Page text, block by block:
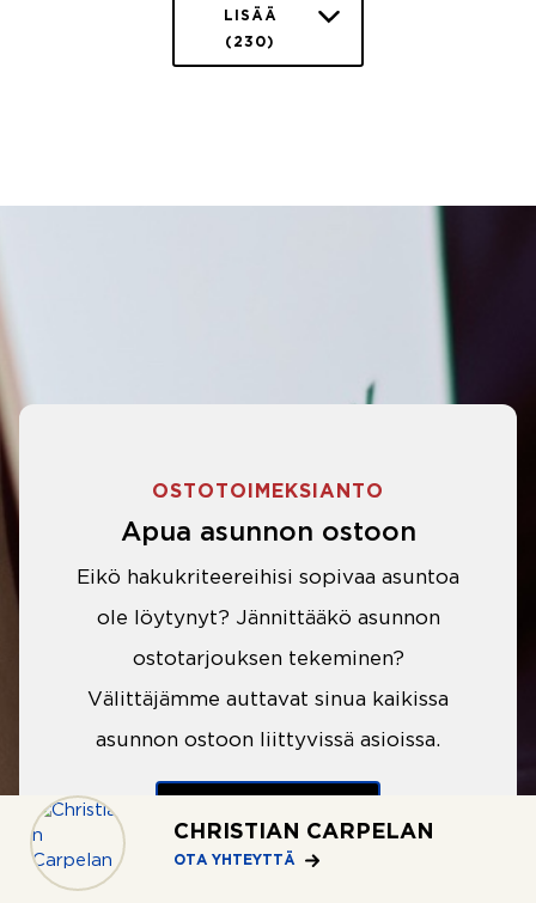
CHRISTIAN CARPELAN
OTA YHTEYTTÄ
LISÄÄ
(230)
OSTOTOIMEKSIANTO
Apua asunnon ostoon
Eikö hakukriteereihisi sopivaa asuntoa
ole löytynyt? Jännittääkö asunnon
ostotarjouksen tekeminen?
Välittäjämme auttavat sinua kaikissa
asunnon ostoon liittyvissä asioissa.